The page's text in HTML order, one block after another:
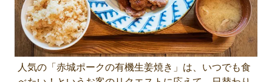
人気の「赤城ポークの有機生姜焼き」は、いつでも食